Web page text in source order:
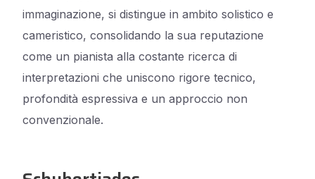
immaginazione, si distingue in ambito solistico e
cameristico, consolidando la sua reputazione
come un pianista alla costante ricerca di
interpretazioni che uniscono rigore tecnico,
profondità espressiva e un approccio non
convenzionale.